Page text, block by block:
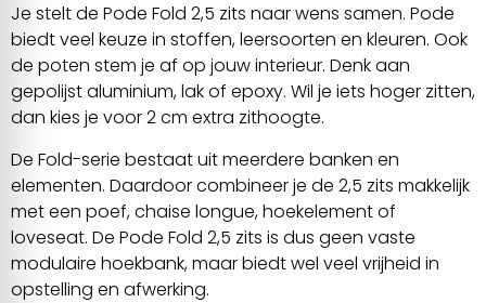
Je stelt de Pode Fold 2,5 zits naar wens samen. Pode
biedt veel keuze in stoffen, leersoorten en kleuren. Ook
de poten stem je af op jouw interieur. Denk aan
gepolijst aluminium, lak of epoxy. Wil je iets hoger zitten,
dan kies je voor 2 cm extra zithoogte.
De Fold-serie bestaat uit meerdere banken en
elementen. Daardoor combineer je de 2,5 zits makkelijk
met een poef, chaise longue, hoekelement of
loveseat. De Pode Fold 2,5 zits is dus geen vaste
modulaire hoekbank, maar biedt wel veel vrijheid in
opstelling en afwerking.